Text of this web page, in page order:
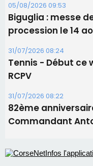
05/08/2026 09:53
Biguglia : messe
procession le 14
31/07/2026 08:24
Tennis - Début ce
RCPV
31/07/2026 08:22
82ème
Commandant